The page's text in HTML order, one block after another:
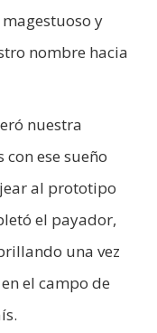
y
nombre hacia
nuestra
ese sueño
al prototipo
el payador,
una vez
el campo de